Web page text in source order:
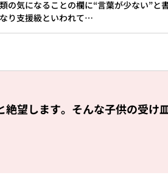
気になることの欄に“言葉が少ない”と
り支援級といわれて…
望します。そんな子供の受け